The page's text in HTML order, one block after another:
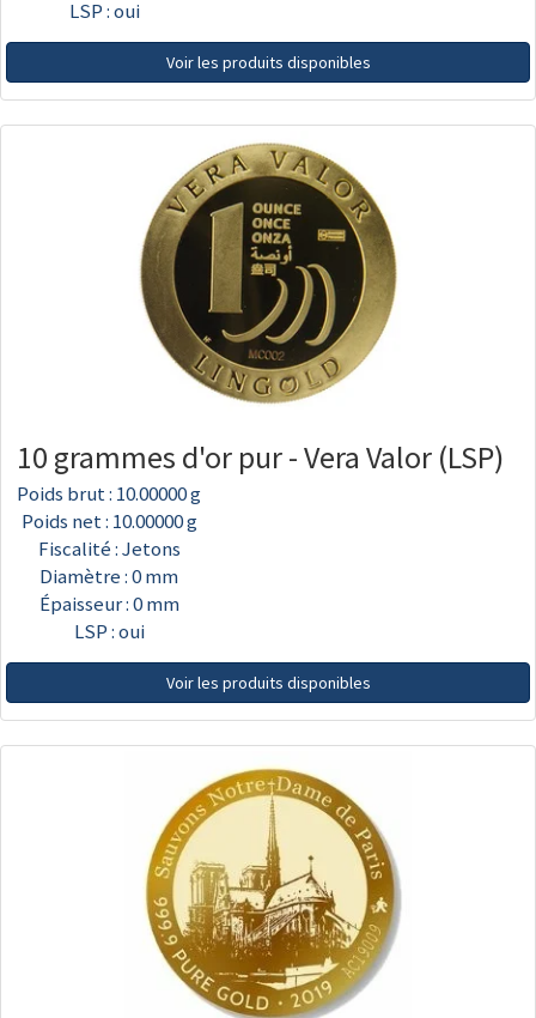
LSP : oui
Voir les produits disponibles
10 grammes d'or pur - Vera Valor (LSP)
Poids brut : 10.00000 g
Poids net : 10.00000 g
Fiscalité : Jetons
Diamètre : 0 mm
Épaisseur : 0 mm
LSP : oui
Voir les produits disponibles